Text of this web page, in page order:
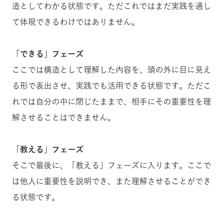
造としてわかる状態です。ただこれではまだ実践を通し
て体現できるわけではありません。
「できる」フェーズ
ここでは構造として理解した内容を、頭の外に目に見え
る形で表出させ、実践でも活用できる状態です。ただこ
れでは自分の中に閉じたままで、相手にその重要性を理
解させることはできません。
「教える」フェーズ
そこで最後に、「教える」フェーズに入ります。ここで
は他人に重要性を説明でき、また理解させることができ
る状態です。